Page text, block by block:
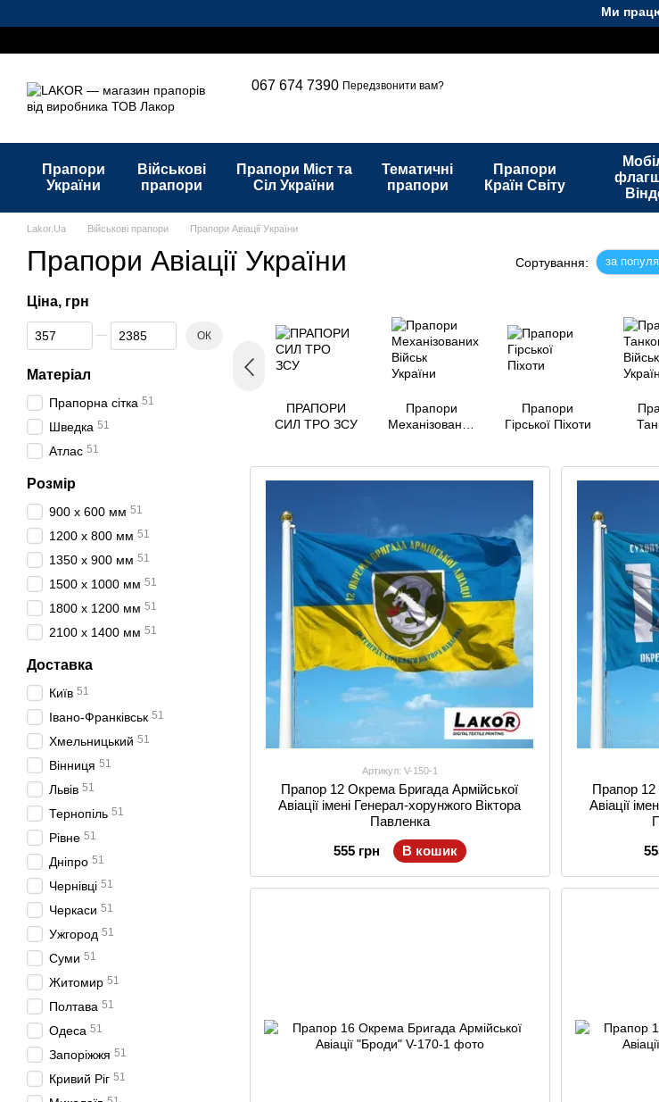
Ми працюємо. Все
067 674 7390 Передзвонити вам?
Прапори
України
Військові
прапори
Прапори Міст та
Сіл України
Тематичні
прапори
Прапори
Країн Світу
Lakor.Ua Військові прапори Прапори Авіації України
Прапори Авіації України Сортування: за
ПРАПОРИ
СИЛ ТРО ЗСУ
Прапори
Механізованих
Прапори
Гірської Піхоти
Артикул: V-150-1
Прапор 12 Окрема Бригада Армійської
Авіації імені Генерал-хорунжого Віктора
Павленка
555 грн
В кошик
Прапор 12
Авіації
Ціна, грн
Від Ціна, грн
До Ціна, грн ОК
Матеріал
Прапорна сітка 51
Шведка 51
Атлас 51
Розмір
900 х 600 мм 51
1200 х 800 мм 51
1350 х 900 мм 51
1500 х 1000 мм 51
1800 х 1200 мм 51
2100 х 1400 мм 51
Доставка
Київ 51
Івано-Франківськ 51
Хмельницький 51
Вінниця 51
Львів 51
Тернопіль 51
Рівне 51
Дніпро 51
Чернівці 51
Черкаси 51
Ужгород 51
Суми 51
Житомир 51
Полтава 51
Одеса 51
Запоріжжя 51
Кривий Ріг 51